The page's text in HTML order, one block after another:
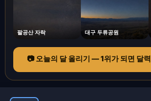
팔공산 자락 대구 두류공원
📷 오늘의 달 올리기 — 1위가 되면 달